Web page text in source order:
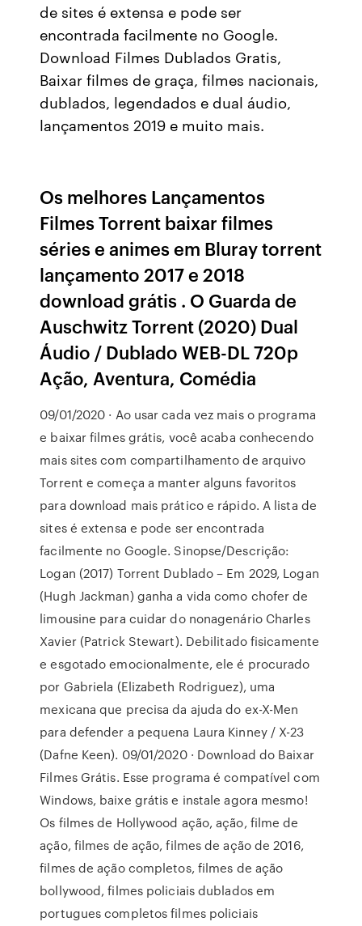
de sites é extensa e pode ser
encontrada facilmente no Google.
Download Filmes Dublados Gratis,
Baixar filmes de graça, filmes nacionais,
dublados, legendados e dual áudio,
lançamentos 2019 e muito mais.
Os melhores Lançamentos
Filmes Torrent baixar filmes
séries e animes em Bluray torrent
lançamento 2017 e 2018
download grátis . O Guarda de
Auschwitz Torrent (2020) Dual
Áudio / Dublado WEB-DL 720p
Ação, Aventura, Comédia
09/01/2020 · Ao usar cada vez mais o programa
e baixar filmes grátis, você acaba conhecendo
mais sites com compartilhamento de arquivo
Torrent e começa a manter alguns favoritos
para download mais prático e rápido. A lista de
sites é extensa e pode ser encontrada
facilmente no Google. Sinopse/Descrição:
Logan (2017) Torrent Dublado – Em 2029, Logan
(Hugh Jackman) ganha a vida como chofer de
limousine para cuidar do nonagenário Charles
Xavier (Patrick Stewart). Debilitado fisicamente
e esgotado emocionalmente, ele é procurado
por Gabriela (Elizabeth Rodriguez), uma
mexicana que precisa da ajuda do ex-X-Men
para defender a pequena Laura Kinney / X-23
(Dafne Keen). 09/01/2020 · Download do Baixar
Filmes Grátis. Esse programa é compatível com
Windows, baixe grátis e instale agora mesmo!
Os filmes de Hollywood ação, ação, filme de
ação, filmes de ação, filmes de ação de 2016,
filmes de ação completos, filmes de ação
bollywood, filmes policiais dublados em
portugues completos filmes policiais